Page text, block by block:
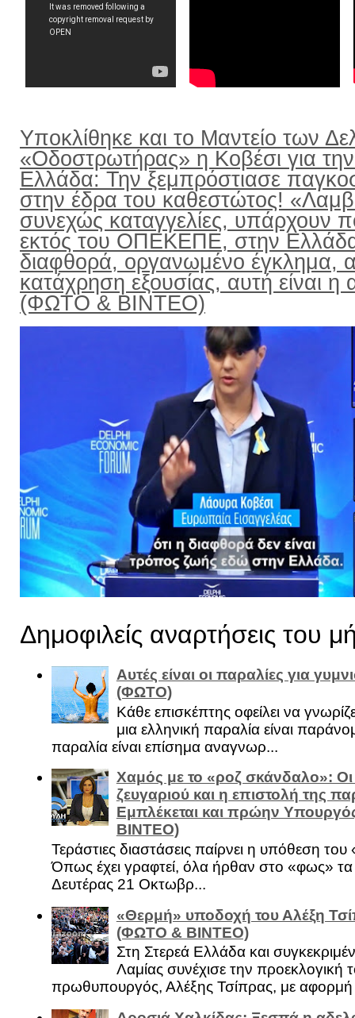
Υποκλίθηκε και το Μαντείο των
«Οδοστρωτήρας» η Κοβέσι για
Ελλάδα: Την ξεμπρόστιασε
στην έδρα του καθεστώτος!
συνεχώς καταγγελίες, υπάρχουν
εκτός του ΟΠΕΚΕΠΕ, στην
διαφθορά, οργανωμένο έγκλημα,
κατάχρηση εξουσίας, αυτή είναι η
(ΦΩΤΟ & ΒΙΝΤΕΟ)
Δημοφιλείς αναρτήσεις του
Αυτές είναι οι παραλίες για
(ΦΩΤΟ)
Κάθε επισκέπτης οφείλει να
μια ελληνική παραλία είναι
παραλία είναι επίσημα αναγνωρ...
Χαμός με το «ροζ σκάνδαλο»: Οι
ζευγαριού και η επιστολή της
Εμπλέκεται και πρώην
ΒΙΝΤΕΟ)
Τεράστιες διαστάσεις παίρνει η υπόθεση
Όπως έχει γραφτεί, όλα ήρθαν στο «φως»
Δευτέρας 21 Οκτωβρ...
«Θερμή» υποδοχή του Αλέξη
(ΦΩΤΟ & ΒΙΝΤΕΟ)
Στη Στερεά Ελλάδα και
Λαμίας συνέχισε την προεκλογική
πρωθυπουργός, Αλέξης Τσίπρας, με αφορμή